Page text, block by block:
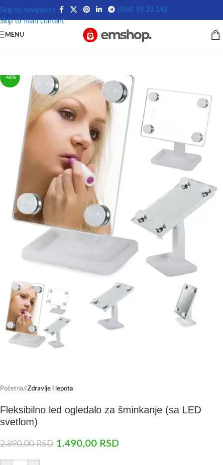
Skip to navigation
Skip to main content
(064) 95 23 242
MENU
-48%
Početna/ Zdravlje i lepota
Fleksibilno led ogledalo za šminkanje (sa LED
svetlom)
2.890,00RSD 1.490,00 RSD